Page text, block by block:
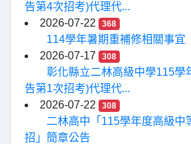
告第4次招考)代理代...
2026-07-22
368
114學年暑期重補修相關事宜
2026-07-17
308
彰化縣立二林高級中學115學
告第1次招考)代理代...
2026-07-22
308
二林高中「115學年度高級中
招」簡章公告